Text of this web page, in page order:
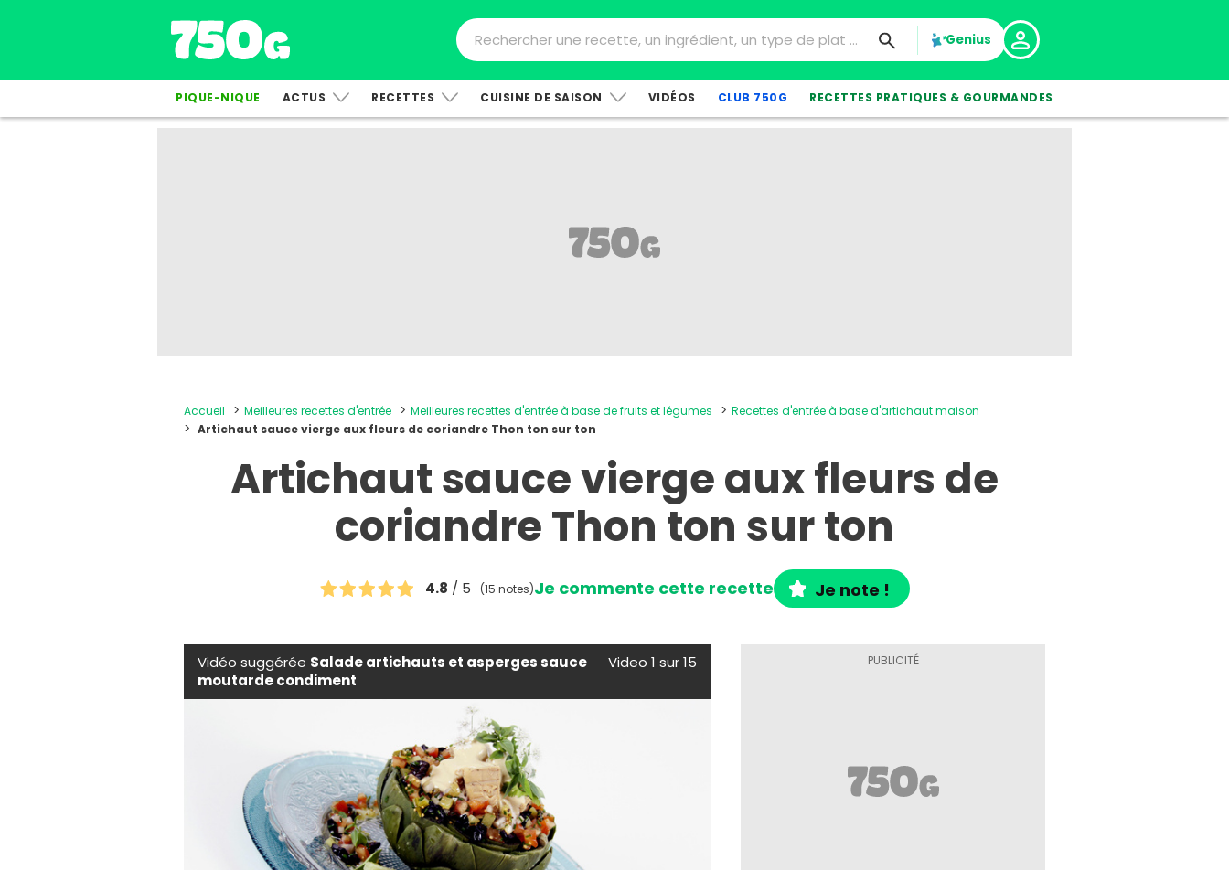
Genius
PIQUE-NIQUE ACTUS RECETTES CUISINE DE SAISON VIDÉOS CLUB 750G RECETTES PRATIQUES & GOURMANDES
Accueil Meilleures recettes d'entrée Meilleures recettes d'entrée à base de fruits et légumes
Recettes d'entrée à base d'artichaut maison
Artichaut sauce vierge aux fleurs de coriandre Thon ton sur ton
Artichaut sauce vierge aux fleurs de
coriandre Thon ton sur ton
4.8 / 5 (15 notes)Je commente cette recette Je note !
Vidéo suggérée Salade artichauts et asperges sauce
moutarde condiment
Video 1 sur 15